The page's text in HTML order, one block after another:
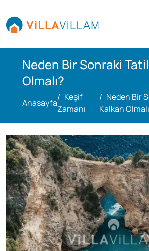
Neden Bir Sonraki
Olmalı?
Anasayfa
Keşif
Zamanı
Neden Bir
Kalkan